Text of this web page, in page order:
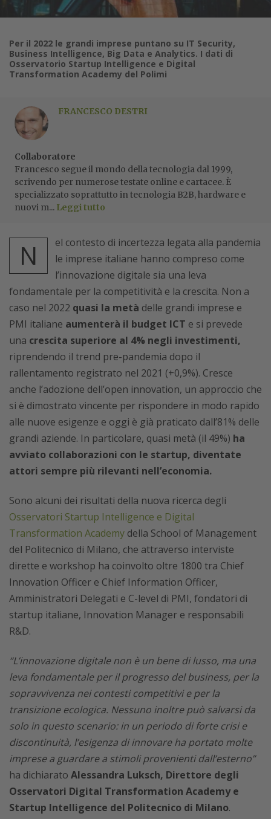
Per il 2022 le grandi imprese puntano su IT Security,
Business Intelligence, Big Data e Analytics. I dati di
Osservatorio Startup Intelligence e Digital
Transformation Academy del Polimi
FRANCESCO DESTRI
Collaboratore
Francesco segue il mondo della tecnologia dal 1999,
scrivendo per numerose testate online e cartacee. È
specializzato soprattutto in tecnologia B2B, hardware e
nuovi m... Leggi tutto
N
el contesto di incertezza legata alla pandemia
le imprese italiane hanno compreso come
l’innovazione digitale sia una leva
fondamentale per la competitività e la crescita. Non a
caso nel 2022 quasi la metà delle grandi imprese e
PMI italiane aumenterà il budget ICT e si prevede
una crescita superiore al 4% negli investimenti,
riprendendo il trend pre-pandemia dopo il
rallentamento registrato nel 2021 (+0,9%). Cresce
anche l’adozione dell’open innovation, un approccio che
si è dimostrato vincente per rispondere in modo rapido
alle nuove esigenze e oggi è già praticato dall’81% delle
grandi aziende. In particolare, quasi metà (il 49%) ha
avviato collaborazioni con le startup, diventate
attori sempre più rilevanti nell’economia.
Sono alcuni dei risultati della nuova ricerca degli
Osservatori Startup Intelligence e Digital
Transformation Academy della School of Management
del Politecnico di Milano, che attraverso interviste
dirette e workshop ha coinvolto oltre 1800 tra Chief
Innovation Officer e Chief Information Officer,
Amministratori Delegati e C-level di PMI, fondatori di
startup italiane, Innovation Manager e responsabili
R&D.
“L’innovazione digitale non è un bene di lusso, ma una
leva fondamentale per il progresso del business, per la
sopravvivenza nei contesti competitivi e per la
transizione ecologica. Nessuno inoltre può salvarsi da
solo in questo scenario: in un periodo di forte crisi e
discontinuità, l’esigenza di innovare ha portato molte
imprese a guardare a stimoli provenienti dall’esterno”
ha dichiarato Alessandra Luksch, Direttore degli
Osservatori Digital Transformation Academy e
Startup Intelligence del Politecnico di Milano.